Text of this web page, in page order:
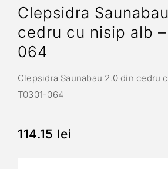
Clepsidra
cedru cu nisip alb
064
Clepsidra Saunabau 2.0 din cedru
T0301-064
114.15 lei